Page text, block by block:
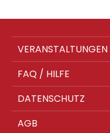
VERANSTALTUNGEN
FAQ / HILFE
DATENSCHUTZ
AGB